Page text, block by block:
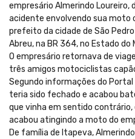
empresário Almerindo
acidente envolvendo sua moto
prefeito da cidade de São
Abreu, na BR 364, no Estado do
O empresário retornava de
três amigos motociclistas
Segundo informações do
teria sido fechado e acabou
que vinha em sentido
acabou atingindo a moto do
De família de Itapeva,